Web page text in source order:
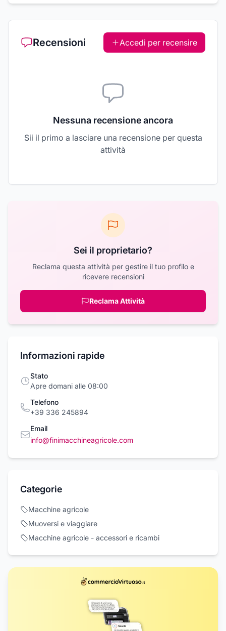
Recensioni Accedi per recensire
Nessuna recensione ancora
Sii il primo a lasciare una recensione per questa
attività
Sei il proprietario?
Reclama questa attività per gestire il tuo profilo e
ricevere recensioni
Reclama Attività
Informazioni rapide
Stato
Apre domani alle 08:00
Telefono
+39 336 245894
Email
info@finimacchineagricole.com
Categorie
Macchine agricole
Muoversi e viaggiare
Macchine agricole - accessori e ricambi